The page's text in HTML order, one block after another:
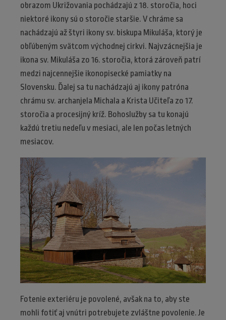
obrazom Ukrižovania pochádzajú z 18. storočia, hoci
niektoré ikony sú o storočie staršie. V chráme sa
nachádzajú až štyri ikony sv. biskupa Mikuláša, ktorý je
obľúbeným svätcom východnej cirkvi. Najvzácnejšia je
ikona sv. Mikuláša zo 16. storočia, ktorá zároveň patrí
medzi najcennejšie ikonopisecké pamiatky na
Slovensku. Ďalej sa tu nachádzajú aj ikony patróna
chrámu sv. archanjela Michala a Krista Učiteľa zo 17.
storočia a procesijný kríž. Bohoslužby sa tu konajú
každú tretiu nedeľu v mesiaci, ale len počas letných
mesiacov.
Fotenie exteriéru je povolené, avšak na to, aby ste
mohli fotiť aj vnútri potrebujete zvláštne povolenie. Je